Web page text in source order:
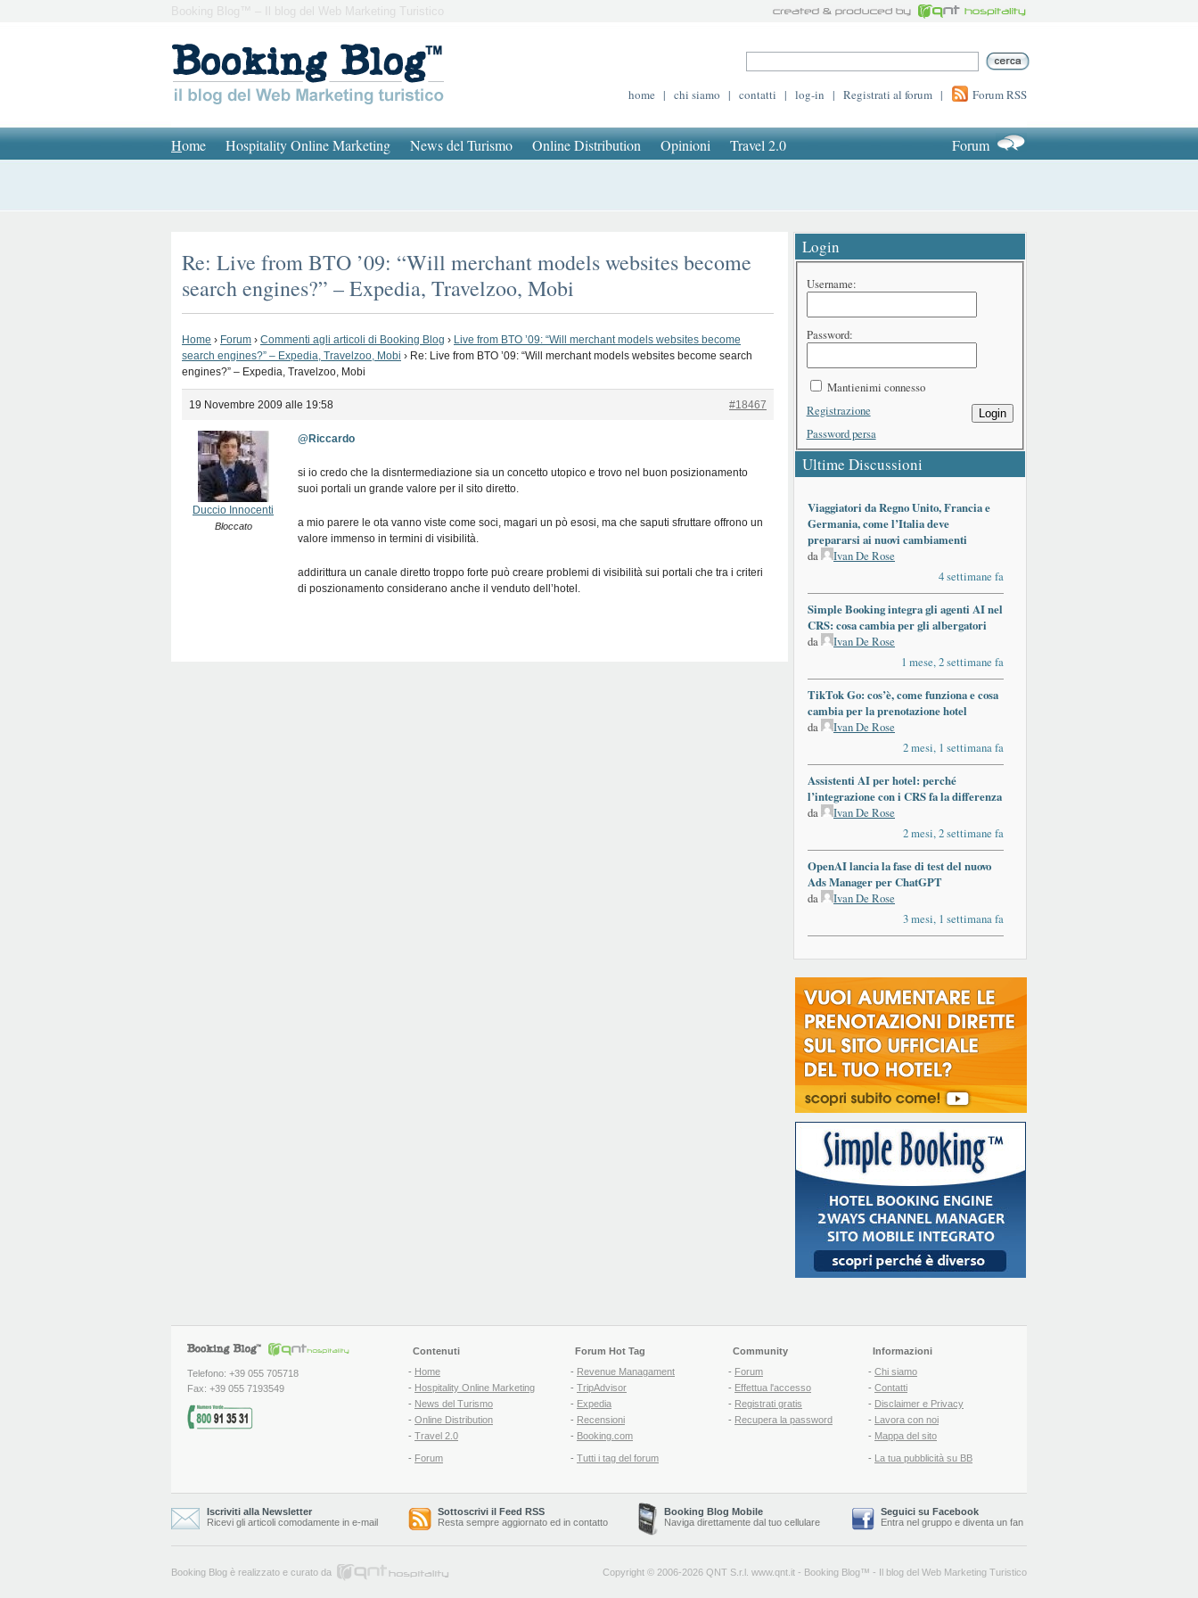
Booking Blog™ – Il blog del Web Marketing Turistico
home | chi siamo | contatti | log-in | Registrati al forum | Forum RSS
Home Hospitality Online Marketing News del Turismo Online Distribution Opinioni Travel 2.0 Forum
Re: Live from BTO ’09: “Will merchant models websites become
search engines?” – Expedia, Travelzoo, Mobi
Home › Forum › Commenti agli articoli di Booking Blog › Live from BTO ’09: “Will merchant models websites become
search engines?” – Expedia, Travelzoo, Mobi › Re: Live from BTO ’09: “Will merchant models websites become search
engines?” – Expedia, Travelzoo, Mobi
19 Novembre 2009 alle 19:58 #18467
Duccio Innocenti
Bloccato
@Riccardo
si io credo che la disntermediazione sia un concetto utopico e trovo nel buon posizionamento
suoi portali un grande valore per il sito diretto.
a mio parere le ota vanno viste come soci, magari un pò esosi, ma che saputi sfruttare offrono un
valore immenso in termini di visibilità.
addirittura un canale diretto troppo forte può creare problemi di visibilità sui portali che tra i criteri
di poszionamento considerano anche il venduto dell’hotel.
Login
Username:
Password:
Mantienimi connesso
Login
Registrazione
Password persa
Ultime Discussioni
Viaggiatori da Regno Unito, Francia e
Germania, come l’Italia deve
prepararsi ai nuovi cambiamenti
da
Ivan De Rose
4 settimane fa
Simple Booking integra gli agenti AI nel
CRS: cosa cambia per gli albergatori
da
Ivan De Rose
1 mese, 2 settimane fa
TikTok Go: cos’è, come funziona e cosa
cambia per la prenotazione hotel
da
Ivan De Rose
2 mesi, 1 settimana fa
Assistenti AI per hotel: perché
l’integrazione con i CRS fa la differenza
da
Ivan De Rose
2 mesi, 2 settimane fa
OpenAI lancia la fase di test del nuovo
Ads Manager per ChatGPT
da
Ivan De Rose
3 mesi, 1 settimana fa
Telefono: +39 055 705718
Fax: +39 055 7193549
Contenuti
- Home
- Hospitality Online Marketing
- News del Turismo
- Online Distribution
- Travel 2.0
- Forum
Forum Hot Tag
- Revenue Managament
- TripAdvisor
- Expedia
- Recensioni
- Booking.com
- Tutti i tag del forum
Community
- Forum
- Effettua l'accesso
- Registrati gratis
- Recupera la password
Informazioni
- Chi siamo
- Contatti
- Disclaimer e Privacy
- Lavora con noi
- Mappa del sito
- La tua pubblicità su BB
Iscriviti alla Newsletter
Ricevi gli articoli comodamente in e-mail
Sottoscrivi il Feed RSS
Resta sempre aggiornato ed in contatto
Booking Blog Mobile
Naviga direttamente dal tuo cellulare
Seguici su Facebook
Entra nel gruppo e diventa un fan
Booking Blog è realizzato e curato da Copyright © 2006-2026 QNT S.r.l. www.qnt.it - Booking Blog™ - Il blog del Web Marketing Turistico